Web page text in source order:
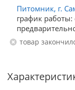
Питомник, г.
график
Товар